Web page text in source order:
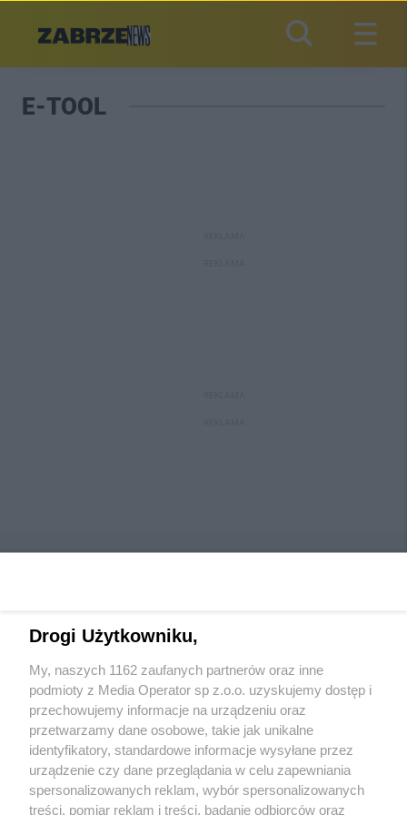
E-TOOL
Wydawca mediów
Nie zapomnij
zapoznać się z:
polityką prywatności regulamin korzystania z portali
Twojemiasto Skontaktuj sięz nami
Drogi Użytkowniku,
My, naszych 1162 zaufanych partnerów oraz inne
podmioty z Media Operator sp z.o.o. uzyskujemy dostęp i
przechowujemy informacje na urządzeniu oraz
przetwarzamy dane osobowe, takie jak unikalne
identyfikatory, standardowe informacje wysyłane przez
urządzenie czy dane przeglądania w celu zapewniania
spersonalizowanych reklam, wybór spersonalizowanych
treści, pomiar reklam i treści, badanie odbiorców oraz